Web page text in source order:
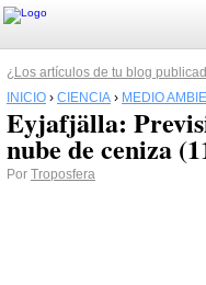
¿Los artículos de tu blog
INICIO › CIENCIA › MEDIO
Eyjafjälla:
nube de ceniza
Por Troposfera